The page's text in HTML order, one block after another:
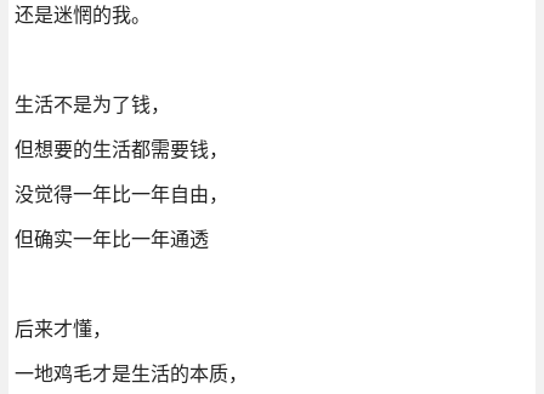
还是迷惘的我。
生活不是为了钱，
但想要的生活都需要钱，
没觉得一年比一年自由，
但确实一年比一年通透
后来才懂，
一地鸡毛才是生活的本质，